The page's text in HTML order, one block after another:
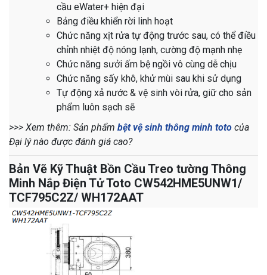
cầu eWater+ hiện đại
Bảng điều khiển rời linh hoạt
Chức năng xịt rửa tự động trước sau, có thể điều
chỉnh nhiệt độ nóng lạnh, cường độ mạnh nhẹ
Chức năng sưởi ấm bệ ngồi vô cùng dễ chịu
Chức năng sấy khô, khử mùi sau khi sử dụng
Tự động xả nước & vệ sinh vòi rửa, giữ cho sản
phẩm luôn sạch sẽ
>>> Xem thêm: Sản phẩm bệt vệ sinh thông minh toto của
Đại lý nào được đánh giá cao?
Bản Vẽ Kỹ Thuật Bồn Cầu Treo tường Thông
Minh Nắp Điện Tử Toto CW542HME5UNW1/
TCF795C2Z/ WH172AAT